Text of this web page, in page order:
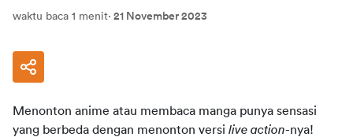
waktu baca 1 menit· 21 November 2023
Menonton anime atau membaca manga punya sensasi
yang berbeda dengan menonton versi live action-nya!